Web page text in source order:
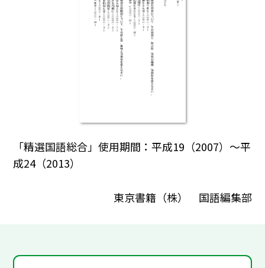
「精選国語総合」使用期間：平成19（2007）～平
成24（2013）
東京書籍（株） 国語編集部